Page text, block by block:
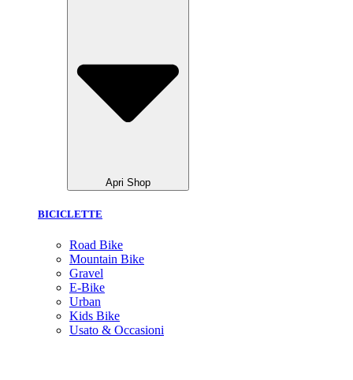
Apri Shop
BICICLETTE
Road Bike
Mountain Bike
Gravel
E-Bike
Urban
Kids Bike
Usato & Occasioni